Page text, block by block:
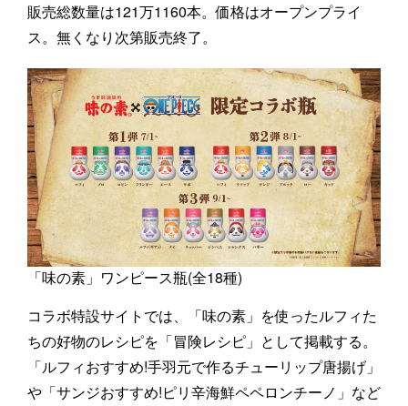
販売総数量は121万1160本。価格はオープンプライ
ス。無くなり次第販売終了。
「味の素」ワンピース瓶(全18種)
コラボ特設サイトでは、「味の素」を使ったルフィた
ちの好物のレシピを「冒険レシピ」として掲載する。
「ルフィおすすめ!手羽元で作るチューリップ唐揚げ」
や「サンジおすすめ!ピリ辛海鮮ペペロンチーノ」など